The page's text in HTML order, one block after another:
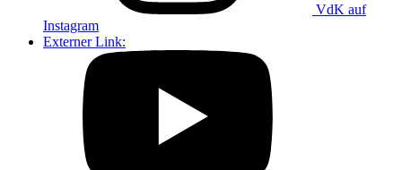
VdK auf
Instagram
Externer Link: